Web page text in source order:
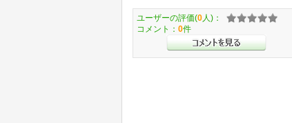
ユーザーの評価(0 人)：
コメント： 0件